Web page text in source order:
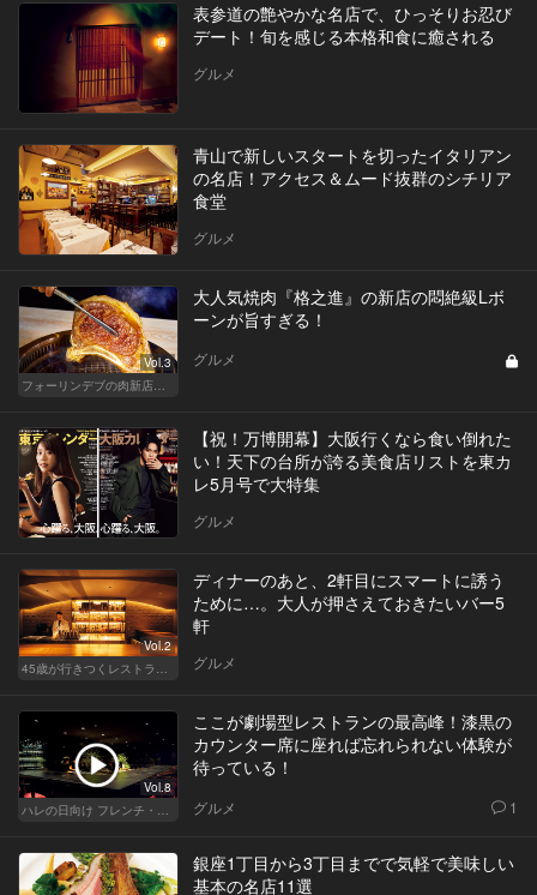
表参道の艶やかな名店で、ひっそりお忍び
デート！旬を感じる本格和食に癒される
グルメ
青山で新しいスタートを切ったイタリアン
の名店！アクセス＆ムード抜群のシチリア
食堂
グルメ
Vol.3
フォーリンデブの肉新店で今宵もオンザライス！
大人気焼肉『格之進』の新店の悶絶級Lボ
ーンが旨すぎる！
グルメ
【祝！万博開幕】大阪行くなら食い倒れた
い！天下の台所が誇る美食店リストを東カ
レ5月号で大特集
グルメ
Vol.2
45歳が行きつくレストラン＆バー
ディナーのあと、2軒目にスマートに誘う
ために…。大人が押さえておきたいバー5
軒
グルメ
Vol.8
ハレの日向け フレンチ・高級店
ここが劇場型レストランの最高峰！漆黒の
カウンター席に座れば忘れられない体験が
待っている！
グルメ 1
銀座1丁目から3丁目までで気軽で美味しい
基本の名店11選